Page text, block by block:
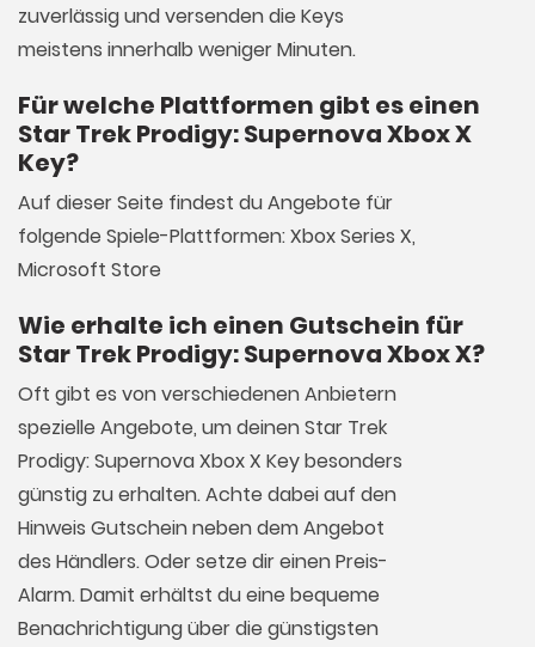
zuverlässig und versenden die Keys
meistens innerhalb weniger Minuten.
Für welche Plattformen gibt es einen
Star Trek Prodigy: Supernova Xbox X
Key?
Auf dieser Seite findest du Angebote für
folgende Spiele-Plattformen: Xbox Series X,
Microsoft Store
Wie erhalte ich einen Gutschein für
Star Trek Prodigy: Supernova Xbox X?
Oft gibt es von verschiedenen Anbietern
spezielle Angebote, um deinen Star Trek
Prodigy: Supernova Xbox X Key besonders
günstig zu erhalten. Achte dabei auf den
Hinweis Gutschein neben dem Angebot
des Händlers. Oder setze dir einen Preis-
Alarm. Damit erhältst du eine bequeme
Benachrichtigung über die günstigsten